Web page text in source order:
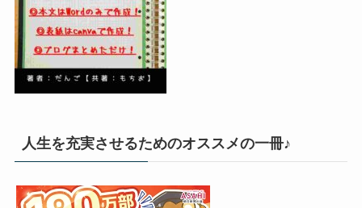
人生を充実させるためのオススメの一冊♪